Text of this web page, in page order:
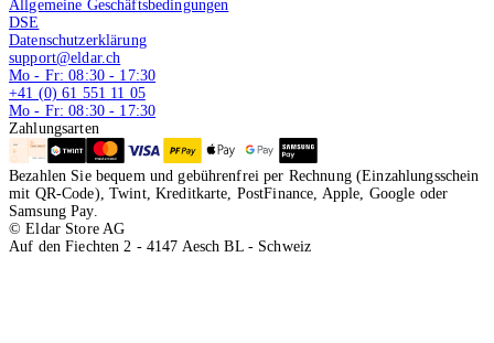
Allgemeine Geschäftsbedingungen
DSE
Datenschutzerklärung
support@eldar.ch
Mo - Fr: 08:30 - 17:30
+41 (0) 61 551 11 05
Mo - Fr: 08:30 - 17:30
Zahlungsarten
Bezahlen Sie bequem und gebührenfrei per Rechnung (Einzahlungsschein
mit QR-Code), Twint, Kreditkarte, PostFinance, Apple, Google oder
Samsung Pay.
© Eldar Store AG
Auf den Fiechten 2 - 4147 Aesch BL - Schweiz